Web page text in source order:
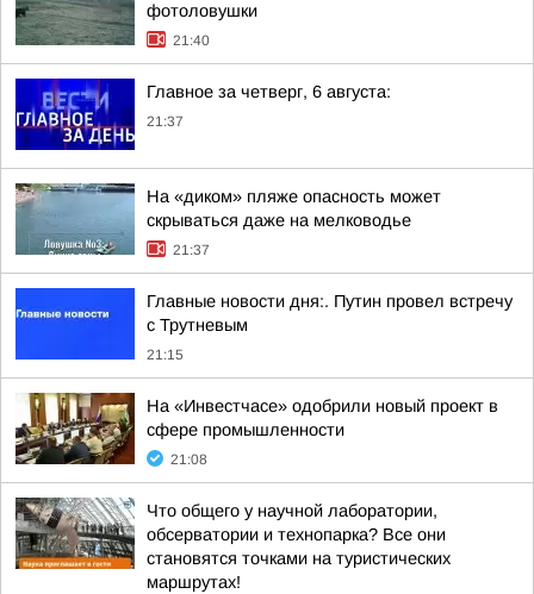
фотоловушки
21:40
Главное за четверг, 6 августа:
21:37
На «диком» пляже опасность может
скрываться даже на мелководье
21:37
Главные новости дня:. Путин провел встречу
с Трутневым
21:15
На «Инвестчасе» одобрили новый проект в
сфере промышленности
21:08
Что общего у научной лаборатории,
обсерватории и технопарка? Все они
становятся точками на туристических
маршрутах!